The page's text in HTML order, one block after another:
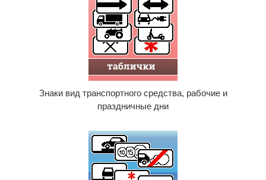
Знаки вид транспортного средства, рабочие и
праздничные дни